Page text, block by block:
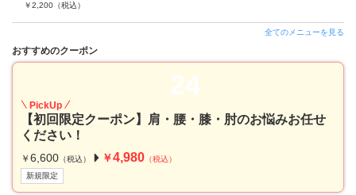
￥2,200 （税込）
全てのメニューを見る
おすすめのクーポン
24
PickUp
【初回限定クーポン】肩・腰・膝・肘のお悩みお任せ
ください！
￥ 6,600 （税込） ￥4,980 （税込）
新規限定